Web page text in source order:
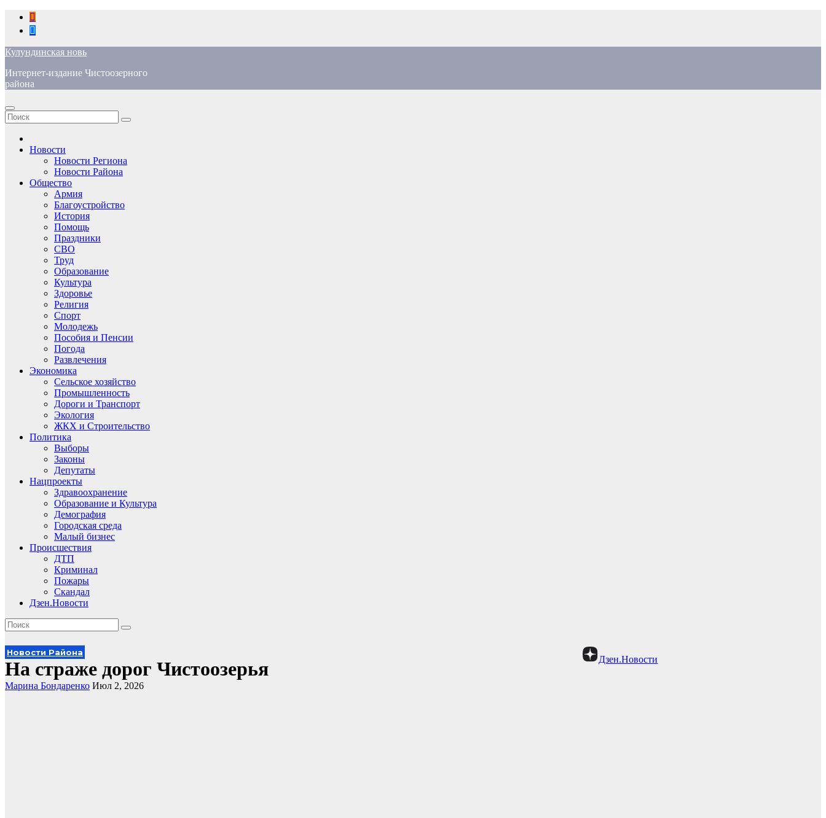
Перейти
содержимому
Кулундинская новь
Интернет-издание Чистоозерного
района
Новости
Новости Региона
Новости Района
Общество
Армия
Благоустройство
История
Помощь
Праздники
СВО
Труд
Образование
Культура
Здоровье
Религия
Спорт
Молодежь
Пособия и Пенсии
Погода
Развлечения
Экономика
Сельское хозяйство
Промышленность
Дороги и Транспорт
Экология
ЖКХ и Строительство
Политика
Выборы
Законы
Депутаты
Нацпроекты
Здравоохранение
Образование и Культура
Демография
Городская среда
Малый бизнес
Происшествия
ДТП
Криминал
Пожары
Скандал
Дзен.Новости
Дзен.Новости
Новости Района
На страже дорог Чистоозерья
Марина Бондаренко Июл 2, 2026